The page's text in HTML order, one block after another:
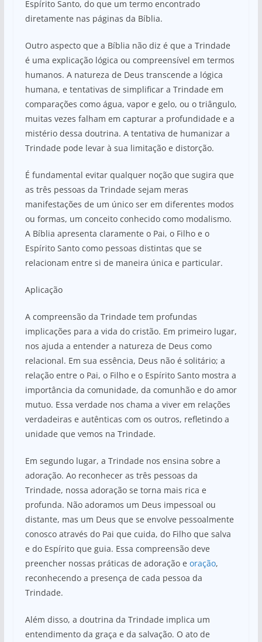
Espírito Santo, do que um termo encontrado
diretamente nas páginas da Bíblia.
Outro aspecto que a Bíblia não diz é que a Trindade
é uma explicação lógica ou compreensível em termos
humanos. A natureza de Deus transcende a lógica
humana, e tentativas de simplificar a Trindade em
comparações como água, vapor e gelo, ou o triângulo,
muitas vezes falham em capturar a profundidade e a
mistério dessa doutrina. A tentativa de humanizar a
Trindade pode levar à sua limitação e distorção.
É fundamental evitar qualquer noção que sugira que
as três pessoas da Trindade sejam meras
manifestações de um único ser em diferentes modos
ou formas, um conceito conhecido como modalismo.
A Bíblia apresenta claramente o Pai, o Filho e o
Espírito Santo como pessoas distintas que se
relacionam entre si de maneira única e particular.
Aplicação
A compreensão da Trindade tem profundas
implicações para a vida do cristão. Em primeiro lugar,
nos ajuda a entender a natureza de Deus como
relacional. Em sua essência, Deus não é solitário; a
relação entre o Pai, o Filho e o Espírito Santo mostra a
importância da comunidade, da comunhão e do amor
mutuo. Essa verdade nos chama a viver em relações
verdadeiras e autênticas com os outros, refletindo a
unidade que vemos na Trindade.
Em segundo lugar, a Trindade nos ensina sobre a
adoração. Ao reconhecer as três pessoas da
Trindade, nossa adoração se torna mais rica e
profunda. Não adoramos um Deus impessoal ou
distante, mas um Deus que se envolve pessoalmente
conosco através do Pai que cuida, do Filho que salva
e do Espírito que guia. Essa compreensão deve
preencher nossas práticas de adoração e oração,
reconhecendo a presença de cada pessoa da
Trindade.
Além disso, a doutrina da Trindade implica um
entendimento da graça e da salvação. O ato de